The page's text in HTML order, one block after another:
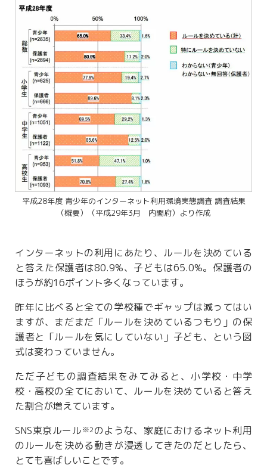
平成28年度 青少年のインターネット利用環境実態調査 調査結果
（概要）（平成29年3月 内閣府）より作成
インターネットの利用にあたり、ルールを決めている
と答えた保護者は80.9%、子どもは65.0%。保護者の
ほうが約16ポイント多くなっています。
昨年に比べると全ての学校種でギャップは減ってはい
ますが、まだまだ「ルールを決めているつもり」の保
護者と「ルールを気にしていない」子ども、という図
式は変わっていません。
ただ子どもの調査結果をみてみると、小学校・中学
校・高校の全てにおいて、ルールを決めていると答え
た割合が増えています。
SNS東京ルール※2のような、家庭におけるネット利用
のルールを決める動きが浸透してきたのだとしたら、
とても喜ばしいことです。